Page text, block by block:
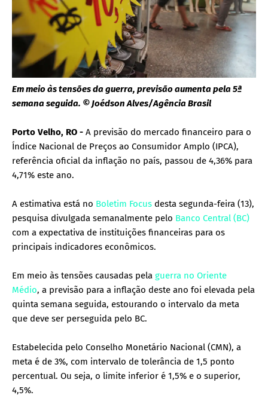
Em meio às tensões da guerra, previsão aumenta pela 5ª
semana seguida. © Joédson Alves/Agência Brasil
Porto Velho, RO - A previsão do mercado financeiro para o
Índice Nacional de Preços ao Consumidor Amplo (IPCA),
referência oficial da inflação no país, passou de 4,36% para
4,71% este ano.
A estimativa está no Boletim Focus desta segunda-feira (13),
pesquisa divulgada semanalmente pelo Banco Central (BC)
com a expectativa de instituições financeiras para os
principais indicadores econômicos.
Em meio às tensões causadas pela guerra no Oriente
Médio, a previsão para a inflação deste ano foi elevada pela
quinta semana seguida, estourando o intervalo da meta
que deve ser perseguida pelo BC.
Estabelecida pelo Conselho Monetário Nacional (CMN), a
meta é de 3%, com intervalo de tolerância de 1,5 ponto
percentual. Ou seja, o limite inferior é 1,5% e o superior,
4,5%.